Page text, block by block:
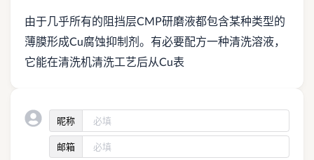
由于几乎所有的阻挡层CMP研磨液都包含某种类型的
薄膜形成Cu腐蚀抑制剂。有必要配方一种清洗溶液，
它能在清洗机清洗工艺后从Cu表
昵称
邮箱